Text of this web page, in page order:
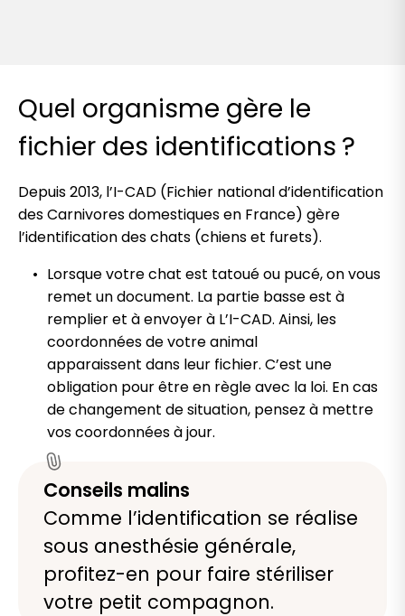
Quel organisme gère le
fichier des identifications ?
Depuis 2013, l’I-CAD (Fichier national d’identification
des Carnivores domestiques en France) gère
l’identification des chats (chiens et furets).
Lorsque votre chat est tatoué ou pucé, on vous
remet un document. La partie basse est à
remplier et à envoyer à L’I-CAD. Ainsi, les
coordonnées de votre animal
apparaissent dans leur fichier. C’est une
obligation pour être en règle avec la loi. En cas
de changement de situation, pensez à mettre
vos coordonnées à jour.
Conseils malins
Comme l’identification se réalise
sous anesthésie générale,
profitez-en pour faire stériliser
votre petit compagnon.